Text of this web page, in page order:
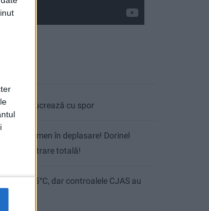
se lucrează cu spor
primul examen în deplasare! Dorinel
concentrare totală!
arăta 42,5°C, dar controalele CJAS au